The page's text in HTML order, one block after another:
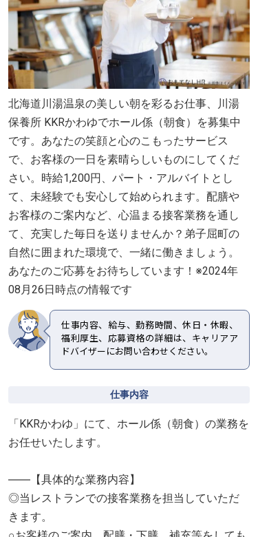
北海道川湯温泉の美しい朝を彩るお仕事、川湯
保養所 KKRかわゆでホール係（朝食）を募集中
です。あなたの笑顔と心のこもったサービス
で、お客様の一日を素晴らしいものにしてくだ
さい。時給1,200円、パート・アルバイトとし
て、未経験でも安心して始められます。配膳や
お客様のご案内など、心温まる接客業務を通し
て、充実した毎日を送りませんか？弟子屈町の
自然に囲まれた環境で、一緒に働きましょう。
あなたのご応募をお待ちしています！※2024年
08月26日時点の情報です
仕事内容、給与、勤務時間、休日・休暇、
福利厚生、応募資格の詳細は、キャリアア
ドバイザーにお問い合わせください。
仕事内容
「KKRかわゆ」にて、ホール係（朝食）の業務を
お任せいたします。
――【具体的な業務内容】
◎当レストランでの接客業務を担当していただ
きます。